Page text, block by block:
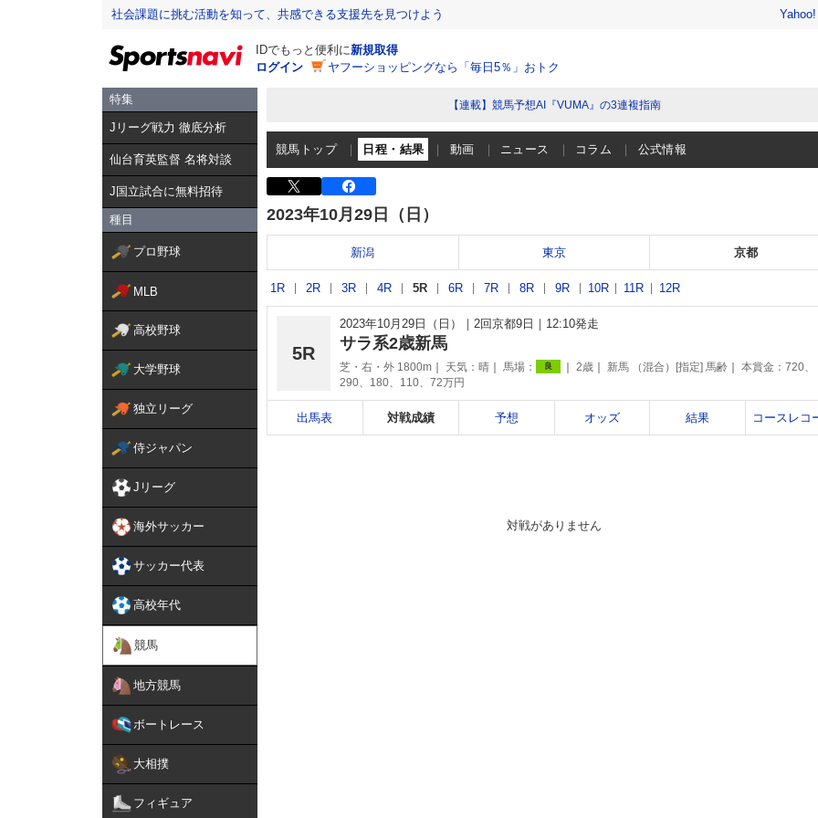
社会課題に挑む活動を知って、共感できる支援先を見つけよう
IDでもっと便利に新規取得
ログイン
ヤフーショッピングなら「毎日5％」おトク
特集
Jリーグ戦力 徹底分析
仙台育英監督 名将対談
J国立試合に無料招待
種目
プロ野球
MLB
高校野球
大学野球
独立リーグ
侍ジャパン
Jリーグ
海外サッカー
サッカー代表
高校年代
競馬
地方競馬
ボートレース
大相撲
フィギュア
【連載】競馬予想AI『VUMA』の3連複指南
競馬トップ 日程・結果 動画 ニュース コラム 公式情報
2023年10月29日（日）
新潟 東京 京都
1R 2R 3R 4R 5R 6R 7R 8R 9R 10R 11R 12R
5R
2023年10月29日（日） 2回京都9日 12:10発走
サラ系2歳新馬
芝・右・外 1800m 天気： 晴 馬場： 良 2歳 新馬 （混合）[指定] 馬齢
本賞金：720、
290、180、110、72万円
出馬表 対戦成績 予想 オッズ 結果 コースレコ
対戦がありません